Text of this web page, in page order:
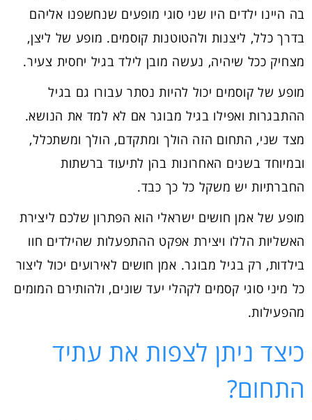
בה היינו ילדים היו שני סוגי מופעים שנחשפנו אליהם
בדרך כלל, ליצנות ולהטוטנות קוסמים. מופע של ליצן,
מצחיק ככל שיהיה, נעשה מובן לילד בגיל יחסית צעיר.
מופע של קוסמים יכול להיות נסתר עבורו גם בגיל
ההתבגרות ואפילו בגיל מבוגר אם לא למד את הנושא.
מצד שני, התחום הזה הולך ומתקדם, הולך ומשתכלל,
ובמיוחד בשנים האחרונות בהן לתיעוד ברשתות
החברתיות יש משקל כל כך כבד.
מופע של אמן חושים ישראלי הוא הפתרון שלכם ליצירת
האשליות הללו ויצירת אפקט ההתפעלות שהילדים חוו
בילדות, רק בגיל מבוגר. אמן חושים לאירועים יכול ליצור
כל מיני סוגי קסמים לקהלי יעד שונים, ולהותירם המומים
מהפעילות.
כיצד ניתן לצפות את עתיד
התחום?